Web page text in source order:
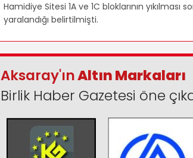
Hamidiye Sitesi 1A ve 1C bloklarının
yaralandığı belirtilmişti.
Aksaray'ınAltın Markaları
Birlik Haber Gazetesi öne